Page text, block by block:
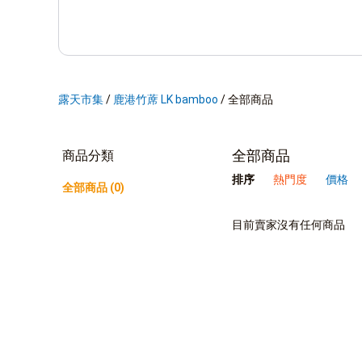
露天市集/ 鹿港竹蓆 LK bamboo /全部商品
商品分類
全部商品 (0)
全部商品
排序 熱門度 價格
目前賣家沒有任何商品